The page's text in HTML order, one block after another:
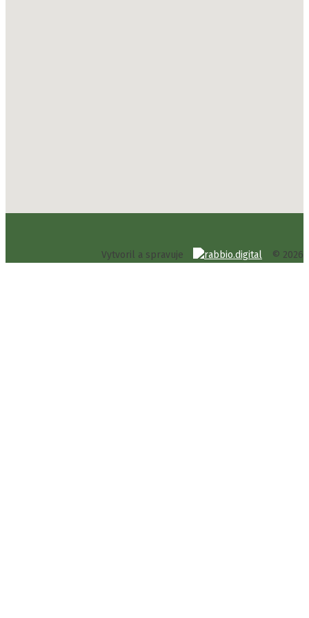
Vytvoril a spravuje © 2026